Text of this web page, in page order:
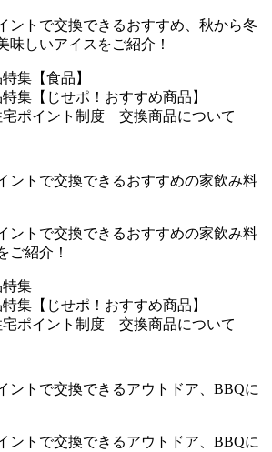
ントで交換できるおすすめ、秋から冬
味しいアイスをご紹介！
集【食品】
集【じせポ！おすすめ商品】
宅ポイント制度 交換商品について
ントで交換できるおすすめの家飲み料
ントで交換できるおすすめの家飲み料
ご紹介！
集
集【じせポ！おすすめ商品】
宅ポイント制度 交換商品について
ントで交換できるアウトドア、BBQに
ントで交換できるアウトドア、BBQに